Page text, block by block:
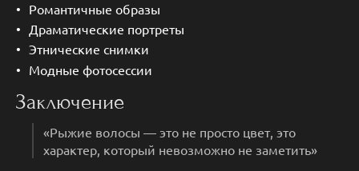
Романтичные образы
Драматические портреты
Этнические снимки
Модные фотосессии
Заключение
«Рыжие волосы — это не просто цвет, это
характер, который невозможно не заметить»